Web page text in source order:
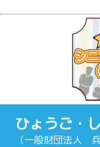
ひょうご・
（一般財団法人